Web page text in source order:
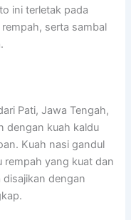
ini terletak pada
serta sambal
Pati, Jawa Tengah,
dengan kuah kaldu
Kuah nasi gandul
rempah yang kuat dan
dengan